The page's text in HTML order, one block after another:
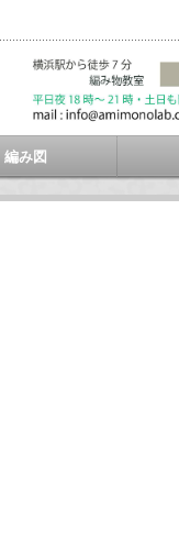
編み図